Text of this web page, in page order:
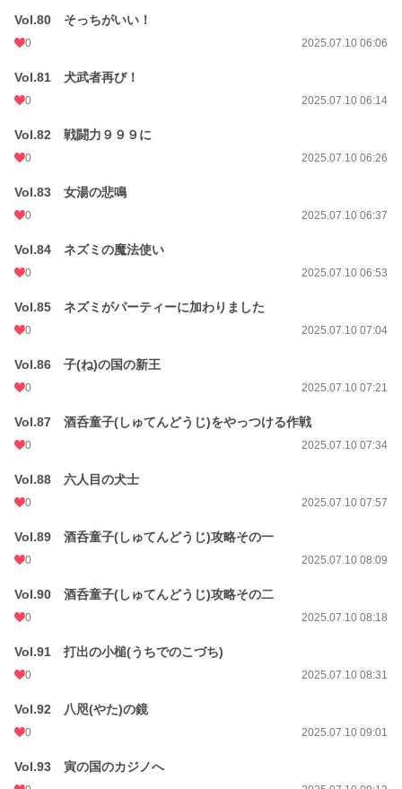
Vol.80 そっちがいい！
0 2025.07.10 06:06
Vol.81 犬武者再び！
0 2025.07.10 06:14
Vol.82 戦闘力９９９に
0 2025.07.10 06:26
Vol.83 女湯の悲鳴
0 2025.07.10 06:37
Vol.84 ネズミの魔法使い
0 2025.07.10 06:53
Vol.85 ネズミがパーティーに加わりました
0 2025.07.10 07:04
Vol.86 子(ね)の国の新王
0 2025.07.10 07:21
Vol.87 酒呑童子(しゅてんどうじ)をやっつける作戦
0 2025.07.10 07:34
Vol.88 六人目の犬士
0 2025.07.10 07:57
Vol.89 酒呑童子(しゅてんどうじ)攻略その一
0 2025.07.10 08:09
Vol.90 酒呑童子(しゅてんどうじ)攻略その二
0 2025.07.10 08:18
Vol.91 打出の小槌(うちでのこづち)
0 2025.07.10 08:31
Vol.92 八咫(やた)の鏡
0 2025.07.10 09:01
Vol.93 寅の国のカジノへ